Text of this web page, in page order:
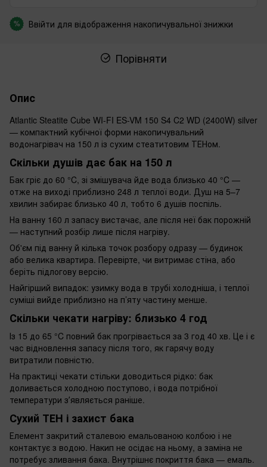
% Ввійти для відображення накопичувальної знижки
Порівняти
Опис
Atlantic Steatite Cube WI-FI ES-VM 150 S4 C2 WD (2400W) silver
— компактний кубічної форми накопичувальний
водонагрівач на 150 л із сухим стеатитовим ТЕНом.
Скільки душів дає бак на 150 л
Бак гріє до 60 °C, зі змішувача йде вода близько 40 °C —
отже на виході приблизно 248 л теплої води. Душ на 5–7
хвилин забирає близько 40 л, тобто 6 душів поспіль.
На ванну 160 л запасу вистачає, але після неї бак порожній
— наступний розбір лише після нагріву.
Об'єм під ванну й кілька точок розбору одразу — будинок
або велика квартира. Перевірте, чи витримає стіна, або
беріть підлогову версію.
Найгірший випадок: узимку вода в трубі холодніша, і теплої
суміші вийде приблизно на п’яту частину менше.
Скільки чекати нагріву: близько 4 год
Із 15 до 65 °C повний бак прогрівається за 3 год 40 хв. Це і є
час відновлення запасу після того, як гарячу воду
витратили повністю.
На практиці чекати стільки доводиться рідко: бак
доливається холодною поступово, і вода потрібної
температури зʼявляється раніше.
Сухий ТЕН і захист бака
Елемент закритий сталевою емальованою колбою і не
контактує з водою. Накип не осідає на ньому, а заміна не
потребує зливання бака. Внутрішнє покриття бака — емаль.